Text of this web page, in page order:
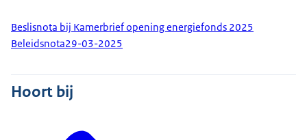
Beslisnota bij Kamerbrief opening energiefonds 2025
Beleidsnota29-03-2025
Hoort bij